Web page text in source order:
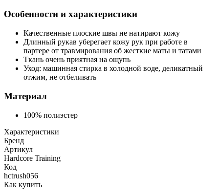
Особенности и характеристики
Качественные плоские швы не натирают кожу
Длинный рукав уберегает кожу рук при работе в
партере от травмирования об жесткие маты и татами
Ткань очень приятная на ощупь
Уход: машинная стирка в холодной воде, деликатный
отжим, не отбеливать
Материал
100% полиэстер
Характеристики
Бренд
Артикул
Hardcore Training
Код
hctrush056
Как купить